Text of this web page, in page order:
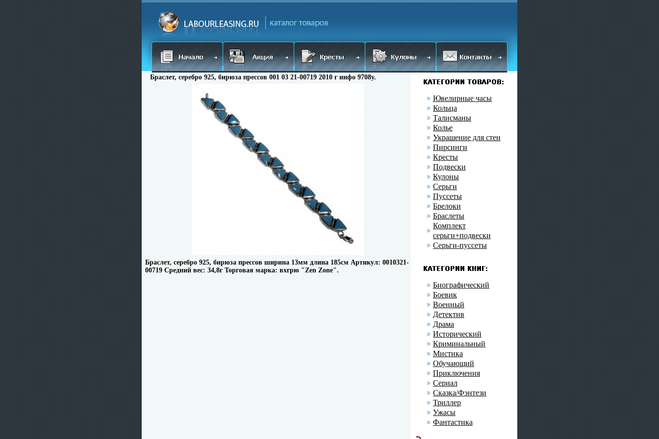
Браслет, серебро 925, бирюза прессов 001 03 21-00719 2010 г инфо 9708y.
Браслет, серебро 925, бирюза прессов ширина 13мм длина 185см Артикул: 0010321-
00719 Средний вес: 34,8г Торговая марка: вхгрю "Zen Zone".
Ювелирные часы
Кольца
Талисманы
Колье
Украшение для стен
Пирсинги
Кресты
Подвески
Кулоны
Серьги
Пуссеты
Брелоки
Браслеты
Комплект
серьги+подвески
Серьги-пуссеты
Биографический
Боевик
Военный
Детектив
Драма
Исторический
Криминальный
Мистика
Обучающий
Приключения
Сериал
Сказка/Фэнтези
Триллер
Ужасы
Фантастика